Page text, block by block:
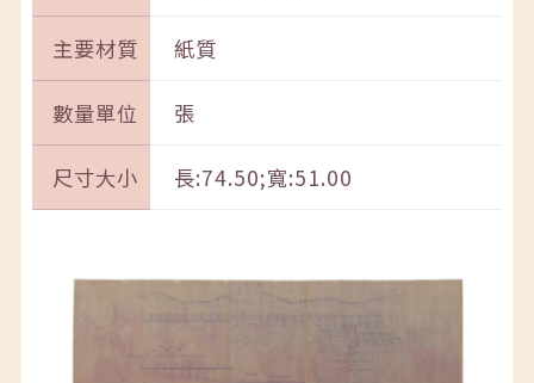
主要材質 紙質
數量單位 張
尺寸大小 長:74.50;寬:51.00